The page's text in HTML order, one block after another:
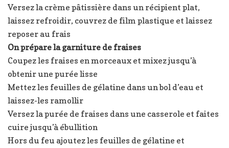
Versez la crème pâtissière dans un récipient plat,
laissez refroidir, couvrez de film plastique et laissez
reposer au frais
On prépare la garniture de fraises
Coupez les fraises en morceaux et mixez jusqu’à
obtenir une purée lisse
Mettez les feuilles de gélatine dans un bol d’eau et
laissez-les ramollir
Versez la purée de fraises dans une casserole et faites
cuire jusqu’à ébullition
Hors du feu ajoutez les feuilles de gélatine et